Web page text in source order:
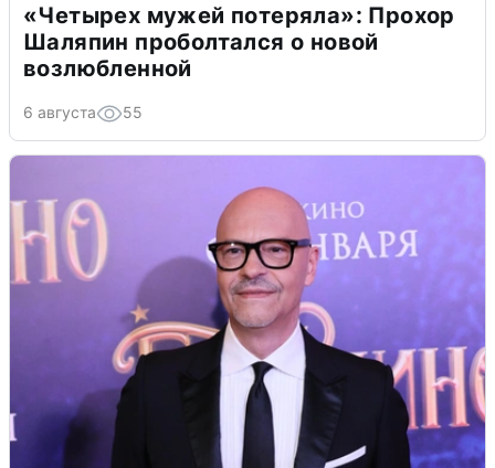
«Четырех мужей потеряла»: Прохор
Шаляпин проболтался о новой
возлюбленной
6 августа 55